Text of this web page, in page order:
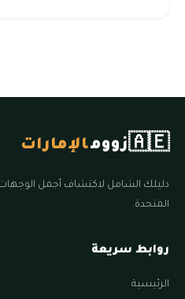
🇦🇪زوومالإمارات
دليلك الشامل لاكتشاف أجمل الوجهات
المتحدة.
روابط سريعة
الرئيسية